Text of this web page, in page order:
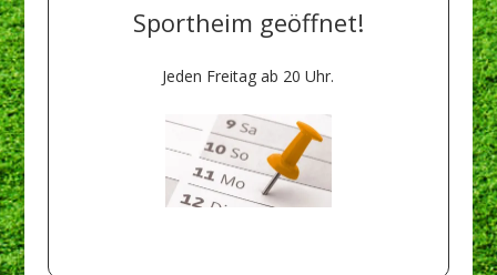
Sportheim geöffnet!
Jeden Freitag ab 20 Uhr.
Heimspielen!